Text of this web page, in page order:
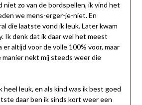
niet zo van de bordspellen, ik vind het
we mens-erger-je-niet. En
die laatste vond ik leuk. Later kwam
Ik denk dat ik daar wel het meest
er altijd voor de volle 100% voor, maar
manier nekt mij steeds weer die
heel leuk, en als kind was ik best goed
daar ben ik sinds kort weer een